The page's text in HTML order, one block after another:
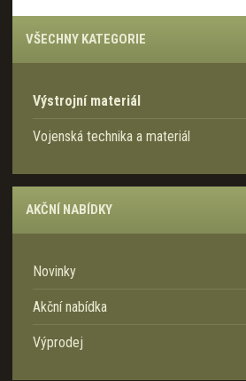
s
t
a
a
VŠECHNY KATEGORIE
Výstrojní materiál
Vojenská technika a materiál
AKČNÍ NABÍDKY
Novinky
Akční nabídka
Výprodej